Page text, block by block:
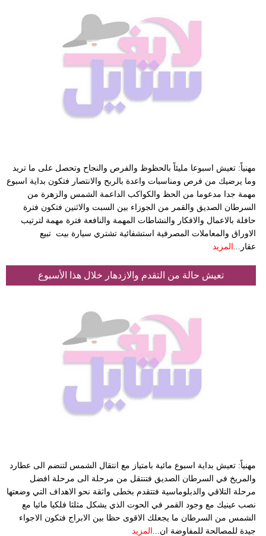
مهنياً: تعيش اسبوعا مليئاً بالحظوظ والفرص والنجاح وتحصل على ما تريد
وما يرضيك من فرص ومناسبات واعدة بالربح والانتصار فتكون بداية اسبوع
مهمة جدا مدعوما من الحظ والكواكب الداعمة الشمس والزهرة من
السرطان الصديق والقمر من الجوزاء بين السبت والاثنين فتكون فترة
حافلة بالاعمال والافكار والنشاطات المهمة والنافعة فترة مهمة لترتيب
الاوراق والمعاملات المصرفية استشفائية تشتري سيارة بيت تبيع
عقار... المزيد
تعيش حالة من التقدم والازدهار خلال هذا الأسبوع
مهنياً: تعيش بداية اسبوع مائية بامتياز مع انتقال الشمس لتنضم الى عطارد
والمريخ في السرطان الصديق فتنتقل من مرحلة الى مرحلة افضل
مرحلة التلاقي والدبلوماسية فتتقدم بخطى واثقة نحو الاهداف التي وضعتها
نصب عينيك مع وجود القمر في الحوت الذي يشكل مثلثا فلكيا مائيا مع
الشمس من السرطان ما يجعلك الاقوى حظا بين الابراج فتكون الاجواء
جيدة للمصالحة للمفاوضة ان...
المزيد